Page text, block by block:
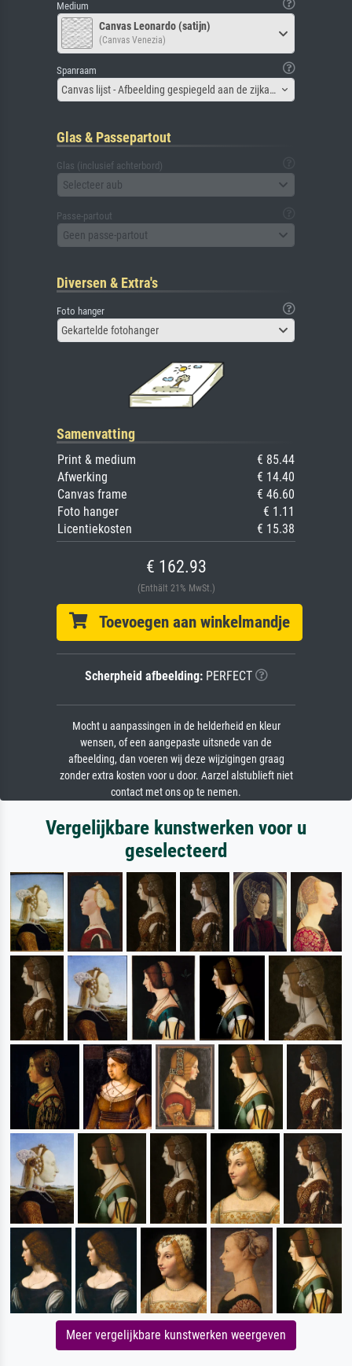
Medium
Canvas Leonardo (satijn)
(Canvas Venezia)
Spanraam
Canvas lijst - Afbeelding gespiegeld aan de zijkant
Glas & Passepartout
Glas (inclusief achterbord)
Selecteer aub
Passe-partout
Geen passe-partout
Diversen & Extra's
Foto hanger
Gekartelde fotohanger
Samenvatting
Print & medium
€ 85.44
Afwerking
€ 14.40
Canvas frame
€ 46.60
Foto hanger
€ 1.11
Licentiekosten
€ 15.38
€ 162.93
(Enthält 21% MwSt.)
Toevoegen aan winkelmandje
Scherpheid afbeelding:PERFECT
Mocht u aanpassingen in de helderheid en kleur
wensen, of een aangepaste uitsnede van de
afbeelding, dan voeren wij deze wijzigingen graag
zonder extra kosten voor u door. Aarzel alstublieft niet
contact met ons op te nemen.
Vergelijkbare kunstwerken voor u
geselecteerd
Meer vergelijkbare kunstwerken weergeven